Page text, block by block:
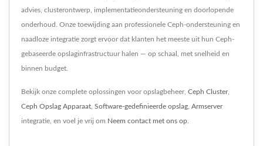
advies, clusterontwerp, implementatieondersteuning en doorlopende
onderhoud. Onze toewijding aan professionele Ceph-ondersteuning en
naadloze integratie zorgt ervoor dat klanten het meeste uit hun Ceph-
gebaseerde opslaginfrastructuur halen — op schaal, met snelheid en
binnen budget.
Bekijk onze complete oplossingen voor opslagbeheer, Ceph Cluster,
Ceph Opslag Apparaat Software-gedefinieerde opslag Armserver
integratie, en voel je vrij om Neem contact met ons op